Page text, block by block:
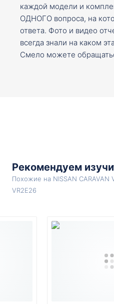
каждой модели и
ОДНОГО вопроса, на
ответа. Фото и видео
всегда знали на каком
Смело можете
Рекомендуем
Похожие на NISSAN CARAVAN
VR2E26